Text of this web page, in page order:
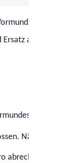
anfallen.
aus der
lebt
Nähere
Diese